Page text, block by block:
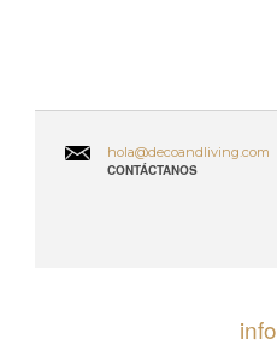
hola@decoandliving.com
CONTÁCTANOS